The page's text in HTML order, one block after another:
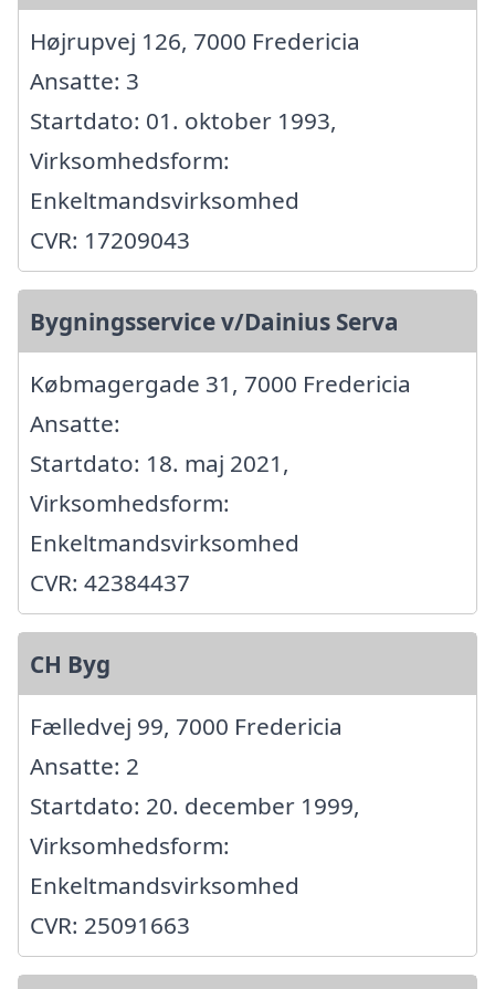
Højrupvej 126, 7000 Fredericia
Ansatte: 3
Startdato: 01. oktober 1993,
Virksomhedsform:
Enkeltmandsvirksomhed
CVR: 17209043
Bygningsservice v/Dainius Serva
Købmagergade 31, 7000 Fredericia
Ansatte:
Startdato: 18. maj 2021,
Virksomhedsform:
Enkeltmandsvirksomhed
CVR: 42384437
CH Byg
Fælledvej 99, 7000 Fredericia
Ansatte: 2
Startdato: 20. december 1999,
Virksomhedsform:
Enkeltmandsvirksomhed
CVR: 25091663